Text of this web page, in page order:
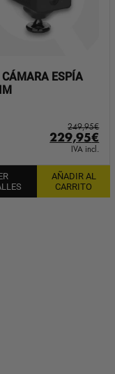
ESPÍA
249,95€
El
precio
original
era:
249,95€.
229,95€
IVA incl.
AÑADIR AL
CARRITO